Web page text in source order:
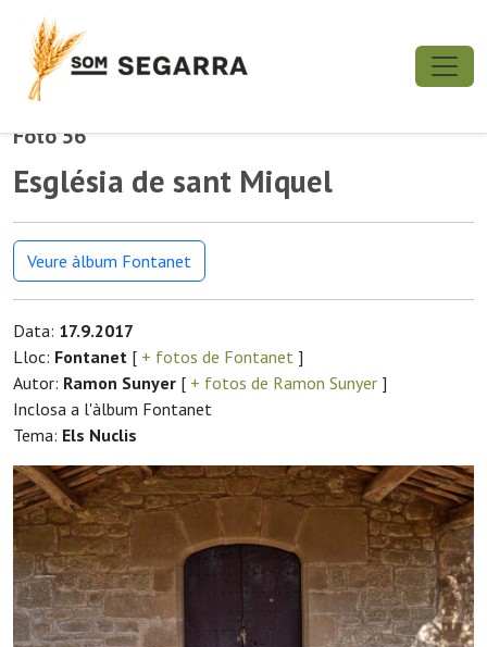
Foto 56
Església de sant Miquel
Veure àlbum Fontanet
Data: 17.9.2017
Lloc: Fontanet [ + fotos de Fontanet ]
Autor: Ramon Sunyer [ + fotos de Ramon Sunyer ]
Inclosa a l'àlbum Fontanet
Tema: Els Nuclis